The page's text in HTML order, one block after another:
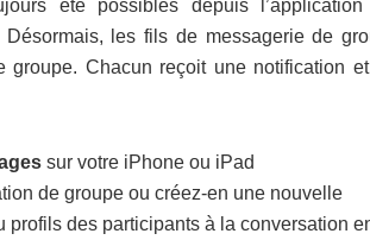
été possibles depuis l’application
les fils de messagerie de
groupe. Chacun reçoit une notification
sur votre iPhone ou iPad
de groupe ou créez-en une nouvelle
profils des participants à la conversation